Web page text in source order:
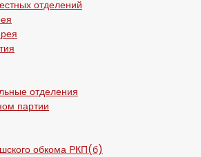
отделений
отделения
партии
обкома РКП(б)